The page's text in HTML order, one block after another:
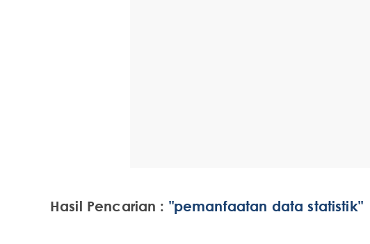
Hasil Pencarian : "pemanfaatan data statistik"